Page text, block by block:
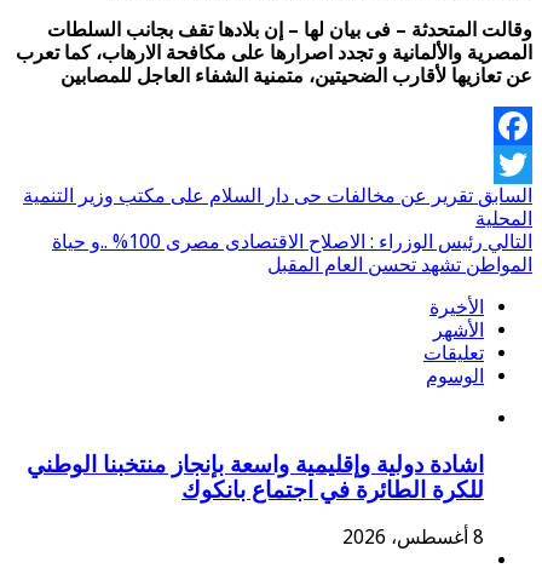
وقالت المتحدثة – فى بيان لها – إن بلادها تقف بجانب السلطات
المصرية والألمانية و تجدد اصرارها على مكافحة الارهاب، كما تعرب
عن تعازيها لأقارب الضحيتين، متمنية الشفاء العاجل للمصابين
Facebook
Twitter
السابق تقرير عن مخالفات حى دار السلام على مكتب وزير التنمية
المحلية
التالي
رئيس الوزراء : الاصلاح الاقتصادى مصرى 100% ..و حياة
المواطن تشهد تحسن العام المقبل
الأخيرة
الأشهر
تعليقات
الوسوم
اشادة دولية وإقليمية واسعة بإنجاز منتخبنا الوطني
للكرة الطائرة في اجتماع بانكوك
8 أغسطس، 2026